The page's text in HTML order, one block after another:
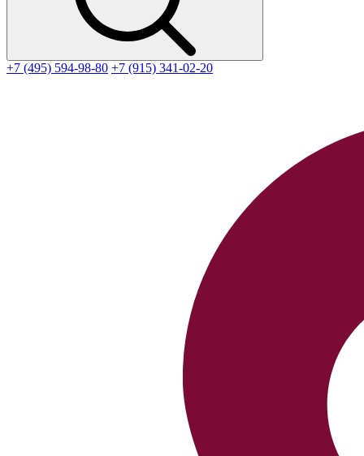
+7 (495) 594-98-80 +7 (915) 341-02-20